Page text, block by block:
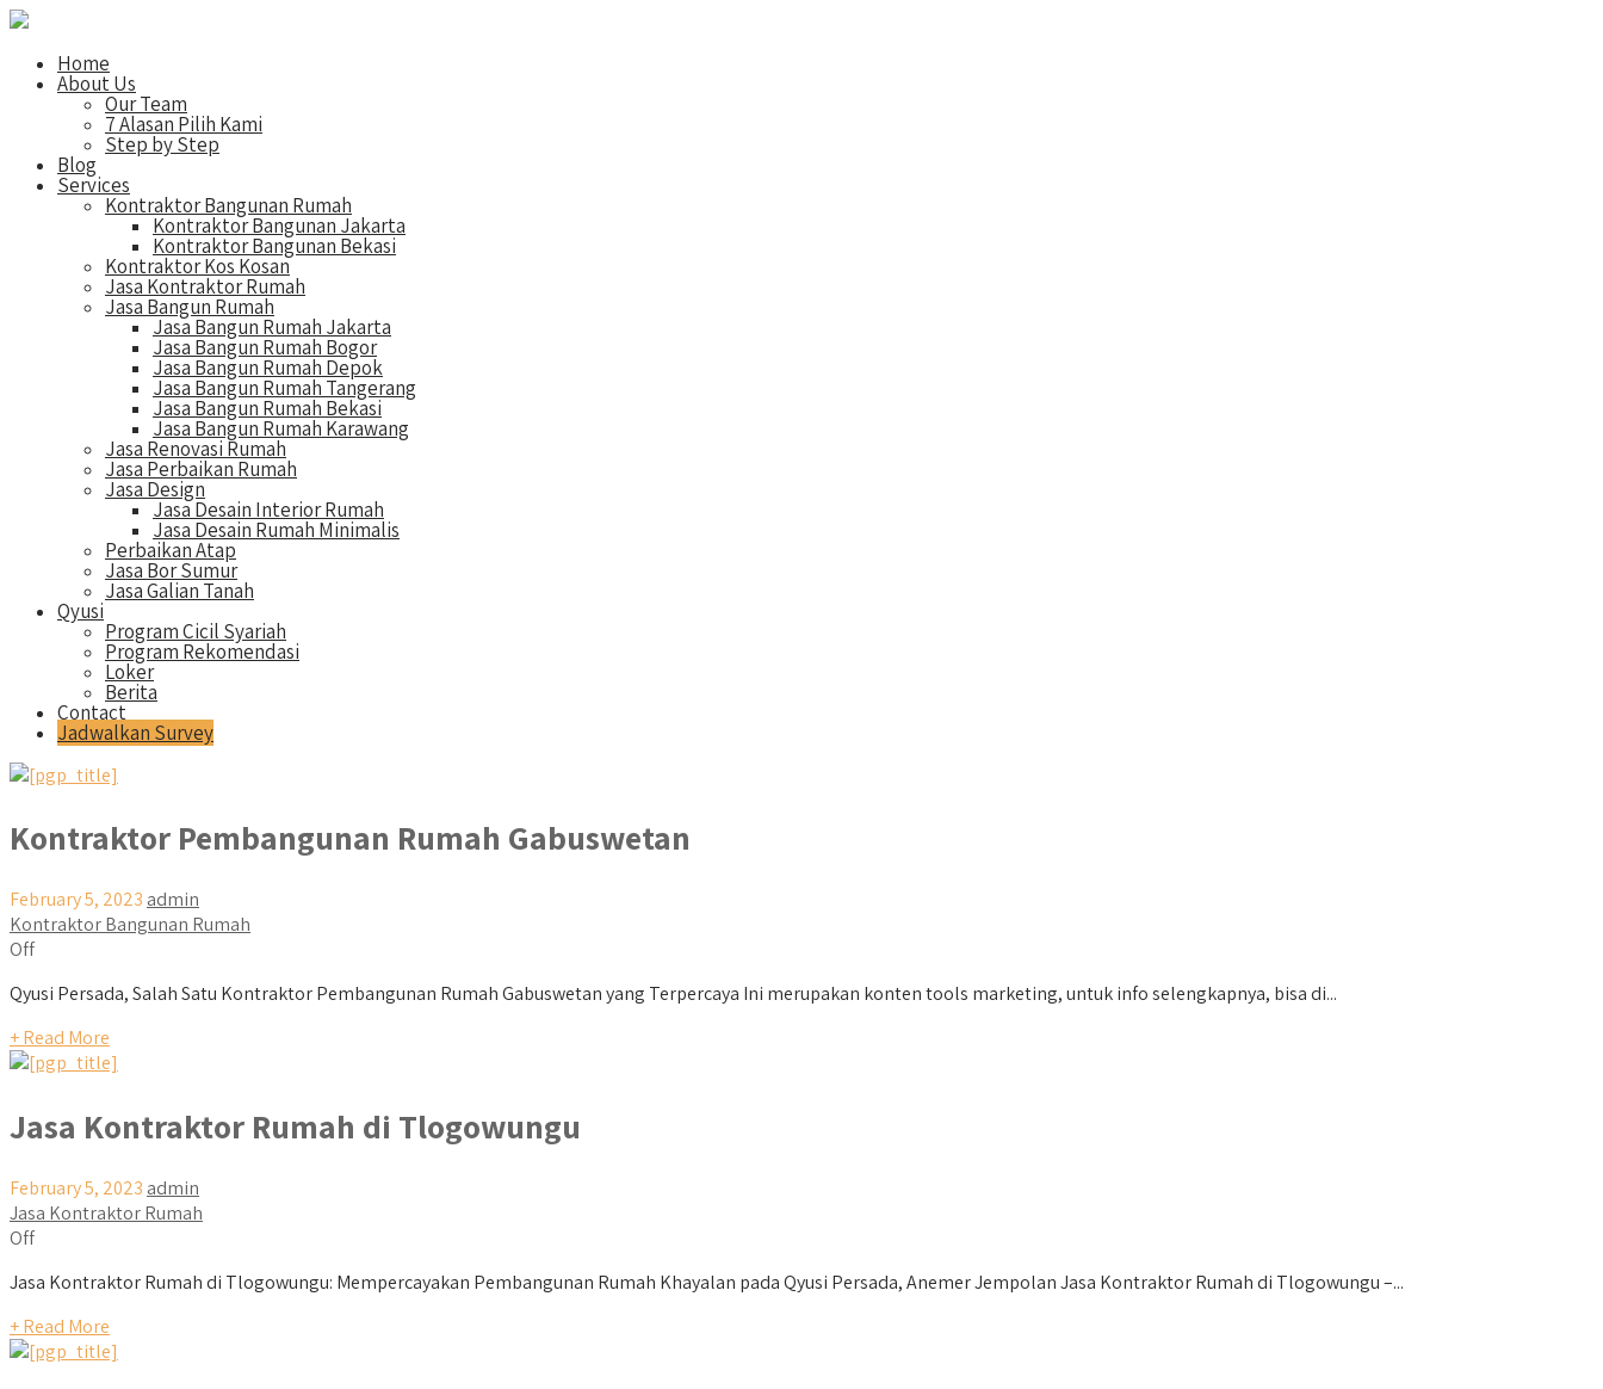
Home
About Us
Our Team
7 Alasan Pilih Kami
Step by Step
Blog
Services
Kontraktor Bangunan Rumah
Kontraktor Bangunan Jakarta
Kontraktor Bangunan Bekasi
Kontraktor Kos Kosan
Jasa Kontraktor Rumah
Jasa Bangun Rumah
Jasa Bangun Rumah Jakarta
Jasa Bangun Rumah Bogor
Jasa Bangun Rumah Depok
Jasa Bangun Rumah Tangerang
Jasa Bangun Rumah Bekasi
Jasa Bangun Rumah Karawang
Jasa Renovasi Rumah
Jasa Perbaikan Rumah
Jasa Design
Jasa Desain Interior Rumah
Jasa Desain Rumah Minimalis
Perbaikan Atap
Jasa Bor Sumur
Jasa Galian Tanah
Qyusi
Program Cicil Syariah
Program Rekomendasi
Loker
Berita
Contact
Jadwalkan Survey
Kontraktor Pembangunan Rumah Gabuswetan
February 5, 2023 admin
Kontraktor Bangunan Rumah
Off
Qyusi Persada, Salah Satu Kontraktor Pembangunan Rumah Gabuswetan yang Terpercaya Ini merupakan konten tools marketing, untuk info selengkapnya, bisa di...
+ Read More
Jasa Kontraktor Rumah di Tlogowungu
February 5, 2023 admin
Jasa Kontraktor Rumah
Off
Jasa Kontraktor Rumah di Tlogowungu: Mempercayakan Pembangunan Rumah Khayalan pada Qyusi Persada, Anemer Jempolan Jasa Kontraktor Rumah di Tlogowungu –...
+ Read More